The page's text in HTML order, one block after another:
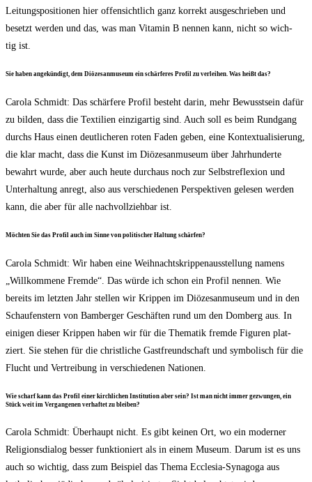
Lei­tungs­po­si­tio­nen hier offen­sicht­lich ganz kor­rekt aus­ge­schrie­ben und
besetzt wer­den und das, was man Vit­amin B nen­nen kann, nicht so wich­
tig ist.
Sie haben ange­kün­digt, dem Diö­ze­san­mu­se­um ein schär­fe­res Pro­fil zu ver­lei­hen. Was heißt das?
Caro­la Schmidt: Das schär­fe­re Pro­fil besteht dar­in, mehr Bewusst­sein dafür
zu bil­den, dass die Tex­ti­li­en ein­zig­ar­tig sind. Auch soll es beim Rund­gang
durchs Haus einen deut­li­che­ren roten Faden geben, eine Kon­tex­tua­li­sie­rung,
die klar macht, dass die Kunst im Diö­ze­san­mu­se­um über Jahr­hun­der­te
bewahrt wur­de, aber auch heu­te durch­aus noch zur Selbst­re­fle­xi­on und
Unter­hal­tung anregt, also aus ver­schie­de­nen Per­spek­ti­ven gele­sen wer­den
kann, die aber für alle nach­voll­zieh­bar ist.
Möch­ten Sie das Pro­fil auch im Sin­ne von poli­ti­scher Hal­tung schärfen?
Caro­la Schmidt: Wir haben eine Weih­nachts­krip­pen­aus­stel­lung namens
„Will­kom­me­ne Frem­de“. Das wür­de ich schon ein Pro­fil nen­nen. Wie
bereits im letz­ten Jahr stel­len wir Krip­pen im Diö­ze­san­mu­se­um und in den
Schau­fens­tern von Bam­ber­ger Geschäf­ten rund um den Dom­berg aus. In
eini­gen die­ser Krip­pen haben wir für die The­ma­tik frem­de Figu­ren plat­
ziert. Sie ste­hen für die christ­li­che Gast­freund­schaft und sym­bo­lisch für die
Flucht und Ver­trei­bung in ver­schie­de­nen Nationen.
Wie scharf kann das Pro­fil einer kirch­li­chen Insti­tu­ti­on aber sein? Ist man nicht immer gezwun­gen, ein
Stück weit im Ver­gan­ge­nen ver­haf­tet zu bleiben?
Caro­la Schmidt: Über­haupt nicht. Es gibt kei­nen Ort, wo ein moder­ner
Reli­gi­ons­dia­log bes­ser funk­tio­niert als in einem Muse­um. Dar­um ist es uns
auch so wich­tig, dass zum Bei­spiel das The­ma Eccle­sia-Syn­ago­ga aus